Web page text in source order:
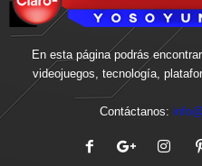
En esta página podrás
videojuegos, tecnología,
Contáctanos: